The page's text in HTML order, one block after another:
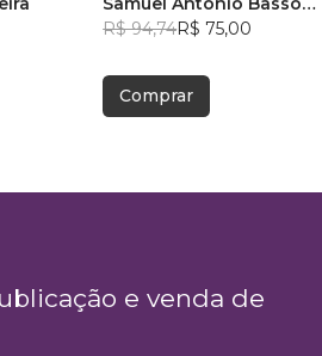
Chiesa
R$ 94,74R$ 75,00
Comprar
e venda de